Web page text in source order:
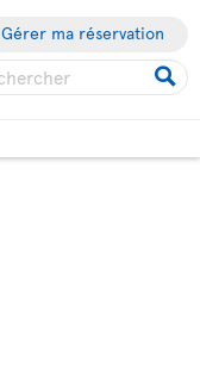
Gérer ma réservation